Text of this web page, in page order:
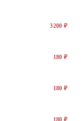
3200 ₽
180 ₽
180 ₽